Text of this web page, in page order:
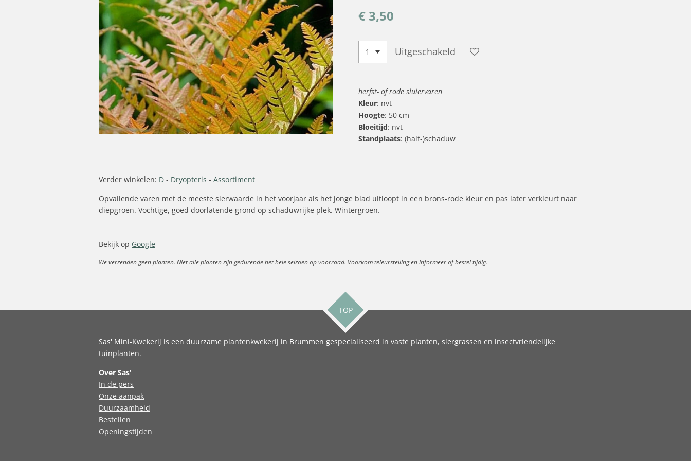
€ 3,50
Uitgeschakeld
herfst- of rode sluiervaren
Kleur: nvt
Hoogte: 50 cm
Bloeitijd: nvt
Standplaats: (half-)schaduw
Verder winkelen: D - Dryopteris - Assortiment
Opvallende varen met de meeste sierwaarde in het voorjaar als het jonge blad uitloopt in een brons-rode kleur en pas later verkleurt naar
diepgroen. Vochtige, goed doorlatende grond op schaduwrijke plek. Wintergroen.
Bekijk op Google
We verzenden geen planten. Niet alle planten zijn gedurende het hele seizoen op voorraad. Voorkom teleurstelling en informeer of bestel tijdig.
TOP
Sas' Mini-Kwekerij is een duurzame plantenkwekerij in Brummen gespecialiseerd in vaste planten, siergrassen en insectvriendelijke
tuinplanten.
Over Sas'
In de pers
Onze aanpak
Duurzaamheid
Bestellen
Openingstijden